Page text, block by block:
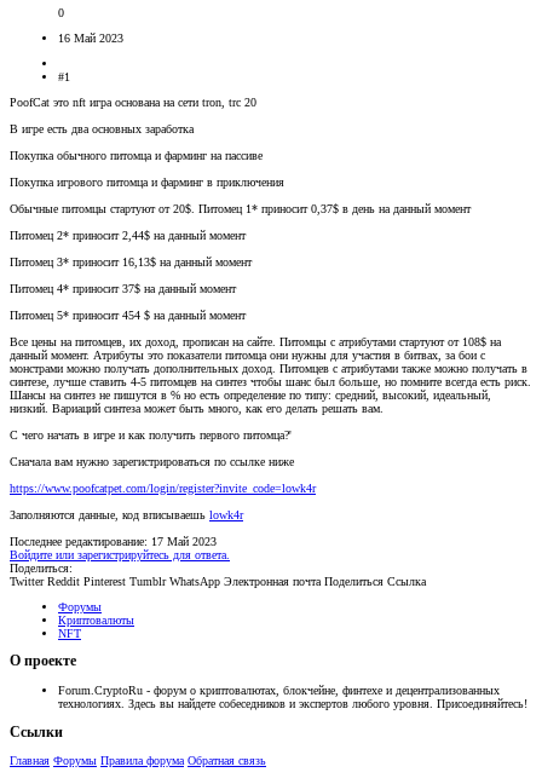
0
16 Май 2023
#1
PoofCat это nft игра основана на сети tron, trc 20
В игре есть два основных заработка
Покупка обычного питомца и фарминг на пассиве
Покупка игрового питомца и фарминг в приключения
Обычные питомцы стартуют от 20$. Питомец 1* приносит 0,37$ в день на данный момент
Питомец 2* приносит 2,44$ на данный момент
Питомец 3* приносит 16,13$ на данный момент
Питомец 4* приносит 37$ на данный момент
Питомец 5* приносит 454 $ на данный момент
Все цены на питомцев, их доход, прописан на сайте. Питомцы с атрибутами стартуют от 108$ на
данный момент. Атрибуты это показатели питомца они нужны для участия в битвах, за бои с
монстрами можно получать дополнительных доход. Питомцев с атрибутами также можно получать в
синтезе, лучше ставить 4-5 питомцев на синтез чтобы шанс был больше, но помните всегда есть риск.
Шансы на синтез не пишутся в % но есть определение по типу: средний, высокий, идеальный,
низкий. Вариаций синтеза может быть много, как его делать решать вам.
С чего начать в игре и как получить первого питомца?'
Сначала вам нужно зарегистрироваться по ссылке ниже
https://www.poofcatpet.com/login/register?invite_code=lowk4r
Заполняются данные, код вписываешь lowk4r
Последнее редактирование: 17 Май 2023
Войдите или зарегистрируйтесь для ответа.
Поделиться:
Twitter Reddit Pinterest Tumblr WhatsApp Электронная почта Поделиться Ссылка
Форумы
Криптовалюты
NFT
О проекте
Forum.CryptoRu - форум о криптовалютах, блокчейне, финтехе и децентрализованных
технологиях. Здесь вы найдете собеседников и экспертов любого уровня. Присоединяйтесь!
Ссылки
Главная Форумы Правила форума Обратная связь